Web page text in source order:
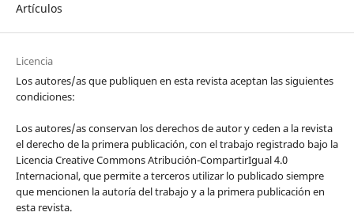
Artículos
Licencia
Los autores/as que publiquen en esta revista aceptan las siguientes
condiciones:
Los autores/as conservan los derechos de autor y ceden a la revista
el derecho de la primera publicación, con el trabajo registrado bajo la
Licencia Creative Commons Atribución-CompartirIgual 4.0
Internacional, que permite a terceros utilizar lo publicado siempre
que mencionen la autoría del trabajo y a la primera publicación en
esta revista.